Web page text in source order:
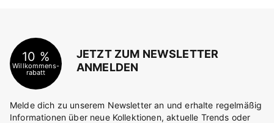
10 %
Willkommens-
rabatt
JETZT ZUM NEWSLETTER
ANMELDEN
Melde dich zu unserem Newsletter an und erhalte regelmäßig
Informationen über neue Kollektionen, aktuelle Trends oder